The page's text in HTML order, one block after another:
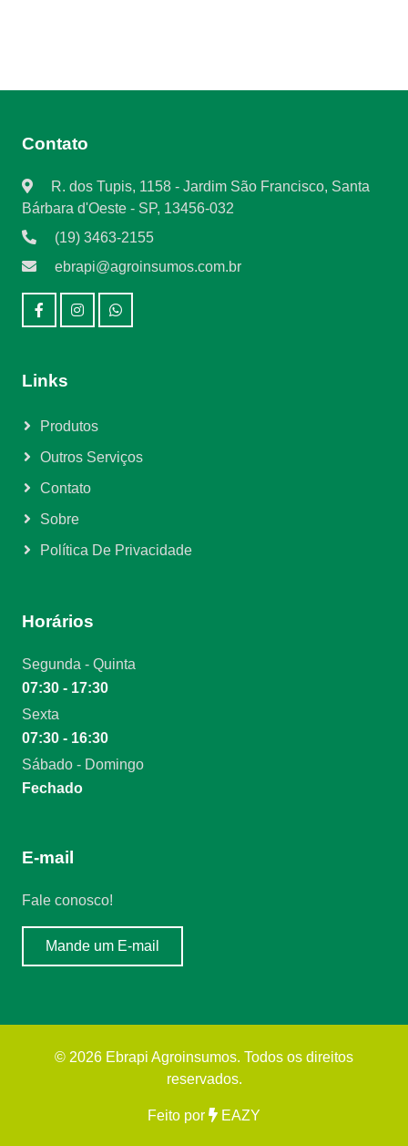
Contato
R. dos Tupis, 1158 - Jardim São Francisco, Santa
Bárbara d'Oeste - SP, 13456-032
(19) 3463-2155
ebrapi@agroinsumos.com.br
Links
Produtos
Outros Serviços
Contato
Sobre
Política De Privacidade
Horários
Segunda - Quinta
07:30 - 17:30
Sexta
07:30 - 16:30
Sábado - Domingo
Fechado
E-mail
Fale conosco!
Mande um E-mail
© 2026 Ebrapi Agroinsumos. Todos os direitos
reservados.
Feito por EAZY